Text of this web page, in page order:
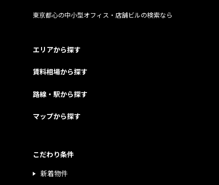
東京都心の中小型オフィス・店舗ビルの検索なら
エリアから探す
賃料相場から探す
路線・駅から探す
マップから探す
こだわり条件
新着物件